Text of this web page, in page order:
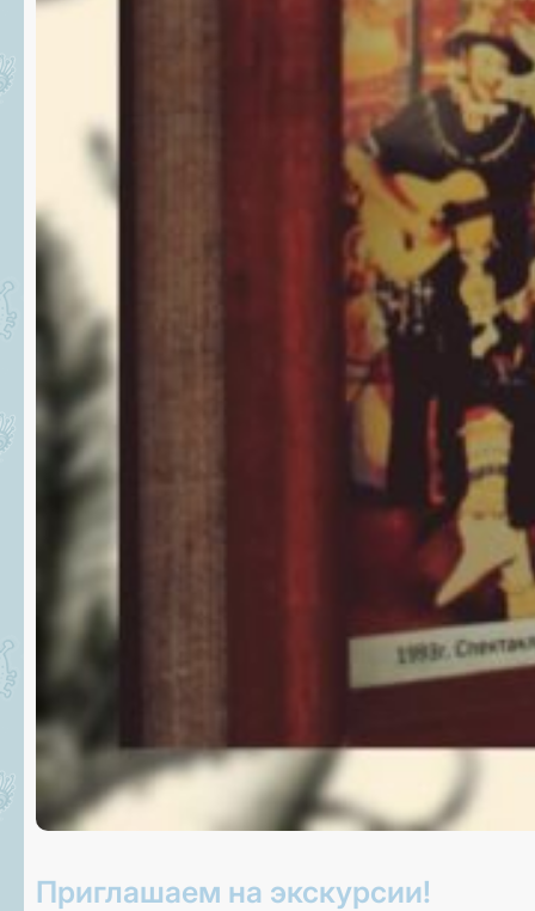
Приглашаем на экскурсии!